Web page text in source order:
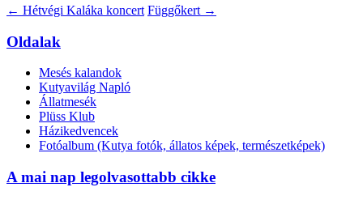
← Hétvégi Kaláka koncert Függőkert →
Oldalak
Mesés kalandok
Kutyavilág Napló
Állatmesék
Plüss Klub
Házikedvencek
Fotóalbum (Kutya fotók, állatos képek, természetképek)
A mai nap legolvasottabb cikke